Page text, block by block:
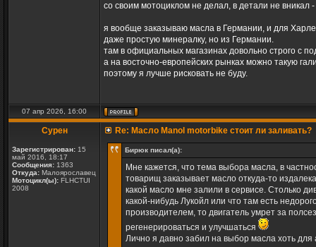
со своим мотоциклом не делал, в детали не вникал
я вообще заказываю масла в Германии, и для
даже простую минералку, но из Германии.
там в официальных магазинах довольно строго с
а на восточно-европейских рынках можно такую
поэтому я лучше рисковать не буду.
07 апр 2026, 16:00
Сурен
Зарегистрирован: 15
май 2016, 18:17
Сообщения: 1363
Откуда: Малоярославец
Мотоцикл(ы): FLHCTUI
2008
Re: Масло Manol motorbike стоит ли заливать?
Бирюк писал(а):
Мне кажется, что тема выбора масла, в
товарищ заказывает масло откуда-то
какой масло мне залили в сервисе. Столько
какой-нибудь Лукойл или что там есть
производителем, то двигатель умрет за
регенерироваться и улучшаться
Лично я давно забил на выбор масла хоть